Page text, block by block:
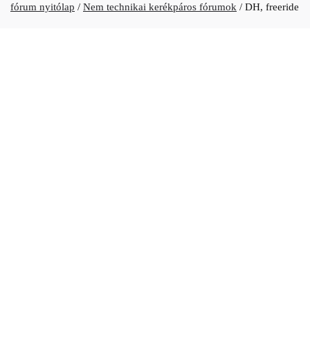
fórum nyitólap / Nem technikai kerékpáros fórumok / DH, freeride